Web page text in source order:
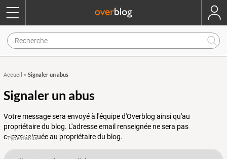
Accueil » Signaler un abus
Signaler un abus
Votre message sera envoyé à l'équipe d'Overblog ainsi qu'au
propriétaire du blog. L'adresse email renseignée ne sera pas
communiquée au propriétaire du blog.